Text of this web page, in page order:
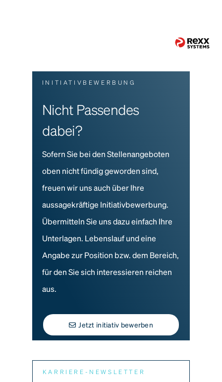
INITIATIVBEWERBUNG
Nicht Passendes
dabei?
Sofern Sie bei den Stellenangeboten
oben nicht fündig geworden sind,
freuen wir uns auch über Ihre
aussagekräftige Initiativbewerbung.
Übermitteln Sie uns dazu einfach Ihre
Unterlagen. Lebenslauf und eine
Angabe zur Position bzw. dem Bereich,
für den Sie sich interessieren reichen
aus.
Jetzt initiativ bewerben
KARRIERE-NEWSLETTER